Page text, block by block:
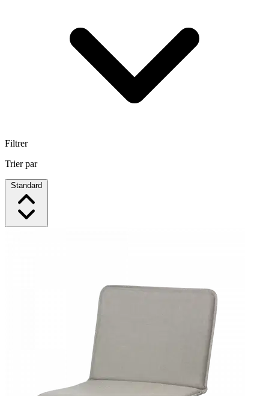
Filtrer
Trier par
Standard